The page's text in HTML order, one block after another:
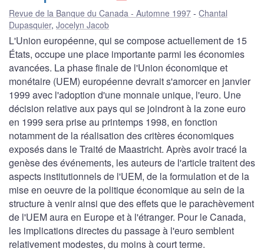
Revue de la Banque du Canada - Automne 1997
Chantal
Dupasquier, Jocelyn Jacob
L'Union européenne, qui se compose actuellement de 15
États, occupe une place importante parmi les économies
avancées. La phase finale de l'Union économique et
monétaire (UEM) européenne devrait s'amorcer en janvier
1999 avec l'adoption d'une monnaie unique, l'euro. Une
décision relative aux pays qui se joindront à la zone euro
en 1999 sera prise au printemps 1998, en fonction
notamment de la réalisation des critères économiques
exposés dans le Traité de Maastricht. Après avoir tracé la
genèse des événements, les auteurs de l'article traitent des
aspects institutionnels de l'UEM, de la formulation et de la
mise en oeuvre de la politique économique au sein de la
structure à venir ainsi que des effets que le parachèvement
de l'UEM aura en Europe et à l'étranger. Pour le Canada,
les implications directes du passage à l'euro semblent
relativement modestes, du moins à court terme.